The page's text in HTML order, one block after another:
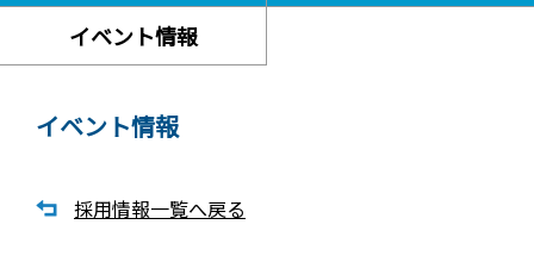
イベント情報
イベント情報
採用情報一覧へ戻る